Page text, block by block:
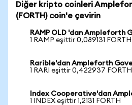
Diğer kripto coinleri
(FORTH) coin'e çevirin
RAMP OLD 'dan Ampleforth
1 RAMP eşittir 0,089131 FORTH
Rarible'dan Ampleforth
1 RARI eşittir 0,422937 FORTH
Index Cooperative'dan
1 INDEX eşittir 1,2131 FORTH